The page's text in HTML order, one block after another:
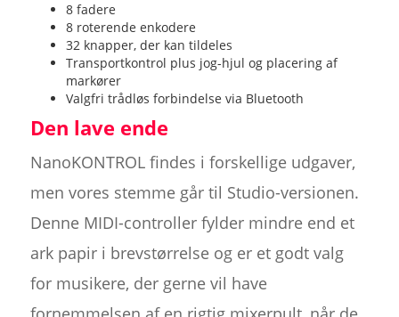
8 fadere
8 roterende enkodere
32 knapper, der kan tildeles
Transportkontrol plus jog-hjul og placering af
markører
Valgfri trådløs forbindelse via Bluetooth
Den lave ende
NanoKONTROL findes i forskellige udgaver,
men vores stemme går til Studio-versionen.
Denne MIDI-controller fylder mindre end et
ark papir i brevstørrelse og er et godt valg
for musikere, der gerne vil have